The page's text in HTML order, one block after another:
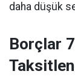
daha düşük
Borçlar